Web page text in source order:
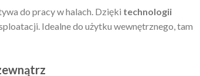
do pracy w halach. Dzięki technologii
Idealne do użytku wewnętrznego, tam